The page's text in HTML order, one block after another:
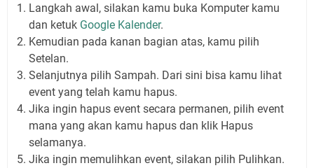
Langkah awal, silakan kamu buka Komputer kamu
dan ketuk Google Kalender.
Kemudian pada kanan bagian atas, kamu pilih
Setelan.
Selanjutnya pilih Sampah. Dari sini bisa kamu lihat
event yang telah kamu hapus.
Jika ingin hapus event secara permanen, pilih event
mana yang akan kamu hapus dan klik Hapus
selamanya.
Jika ingin memulihkan event, silakan pilih Pulihkan.